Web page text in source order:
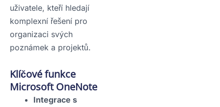
uživatele, kteří hledají
komplexní řešení pro
organizaci svých
poznámek a projektů.
Klíčové funkce
Microsoft OneNote
Integrace s